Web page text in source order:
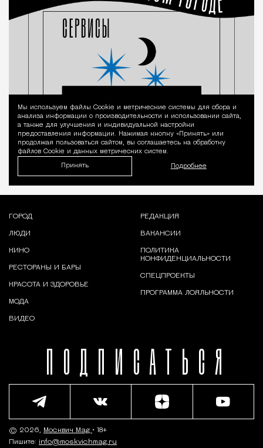
Уведомление
Мы используем файлы Сookie и метрические системы для сбора и
анализа информации о производительности и использовании сайта,
а также для улучшения и индивидуальной настройки
предоставления информации. Нажимая кнопку «Принять» или
продолжая пользоваться сайтом, вы соглашаетесь на обработку
файлов Cookie и данных метрических систем.
Принять Подробнее
ПОДПИСАТЬСЯ
ГОРОД
ЛЮДИ
КИНО
РЕСТОРАНЫ И БАРЫ
КРАСОТА И ЗДОРОВЬЕ
МОДА
ВИДЕО
РЕДАКЦИЯ
ВАКАНСИИ
ПОЛИТИКА
КОНФИДЕНЦИАЛЬНОСТИ
СПЕЦПРОЕКТЫ
ПРОГРАММА ЛОЯЛЬНОСТИ
© 2026, Москвич Mag • 18+
Пишите: info@moskvichmag.ru